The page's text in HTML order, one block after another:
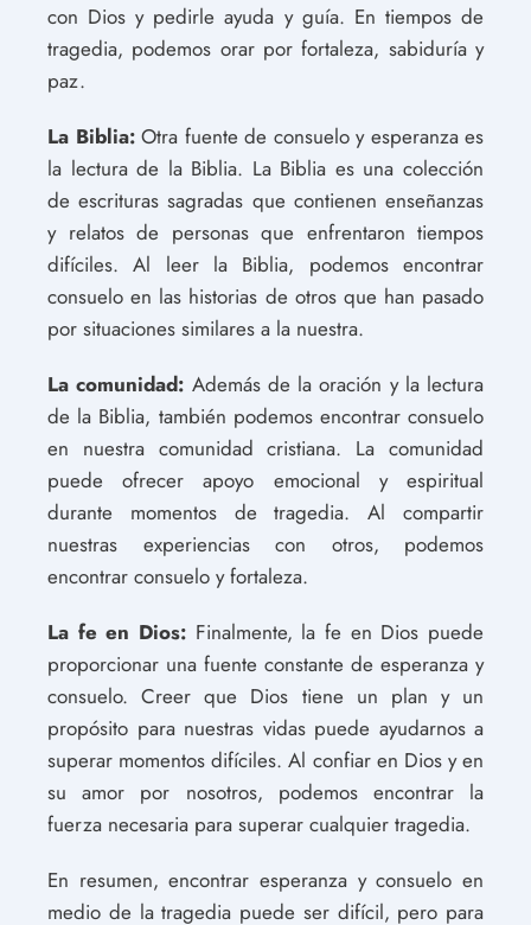
con Dios y pedirle ayuda y guía. En tiempos de
tragedia, podemos orar por fortaleza, sabiduría y
paz.
La Biblia:Otra fuente de consuelo y esperanza es
la lectura de la Biblia. La Biblia es una colección
de escrituras sagradas que contienen enseñanzas
y relatos de personas que enfrentaron tiempos
difíciles. Al leer la Biblia, podemos encontrar
consuelo en las historias de otros que han pasado
por situaciones similares a la nuestra.
La comunidad: Además de la oración y la lectura
de la Biblia, también podemos encontrar consuelo
en nuestra comunidad cristiana. La comunidad
puede ofrecer apoyo emocional y espiritual
durante momentos de tragedia. Al compartir
nuestras experiencias con otros, podemos
encontrar consuelo y fortaleza.
La fe en Dios: Finalmente, la fe en Dios puede
proporcionar una fuente constante de esperanza y
consuelo. Creer que Dios tiene un plan y un
propósito para nuestras vidas puede ayudarnos a
superar momentos difíciles. Al confiar en Dios y en
su amor por nosotros, podemos encontrar la
fuerza necesaria para superar cualquier tragedia.
En resumen, encontrar esperanza y consuelo en
medio de la tragedia puede ser difícil, pero para